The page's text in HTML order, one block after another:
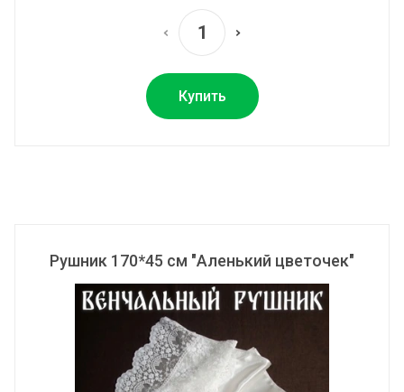
Купить
Рушник 170*45 см "Аленький цветочек"